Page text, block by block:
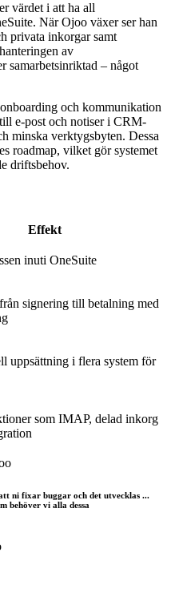
värdet i att ha all
När Ojoo växer ser han
privata inkorgar samt
av
samarbetsinriktad – något
och kommunikation
e-post och notiser i CRM-
minska verktygsbyten. Dessa
roadmap, vilket gör systemet
driftsbehov.
Effekt
inuti OneSuite
signering till betalning med
uppsättning i flera system för
som IMAP, delad inkorg
ni fixar buggar och det utvecklas ...
behöver vi alla dessa